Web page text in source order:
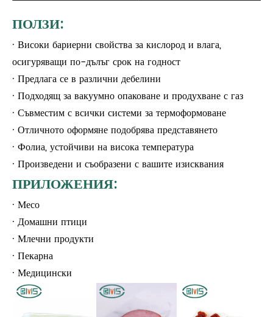
ПОЛЗИ:
· Високи бариерни свойства за кислород и влага,
осигуряващи по-дълъг срок на годност
· Предлага се в различни дебелини
· Подходящ за вакуумно опаковане и продухване с газ
· Съвместим с всички системи за термоформоване
· Отличното оформяне подобрява представянето
· Фолиа, устойчиви на висока температура
· Произведени и съобразени с вашите изисквания
ПРИЛОЖЕНИЯ:
· Месо
· Домашни птици
· Млечни продукти
· Пекарна
· Медицински